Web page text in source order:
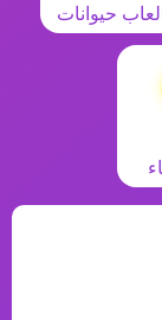
العاب حيوانات